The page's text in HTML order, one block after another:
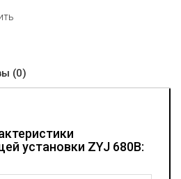
(0)
установки ZYJ 680B: